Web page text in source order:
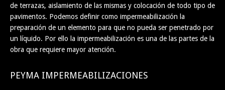
de terrazas, aislamiento de las mismas y colocación de todo tipo de
pavimentos. Podemos definir como impermeabilización la
preparación de un elemento para que no pueda ser penetrado por
un líquido. Por ello la impermeabilización es una de las partes de la
obra que requiere mayor atención.
PEYMA IMPERMEABILIZACIONES